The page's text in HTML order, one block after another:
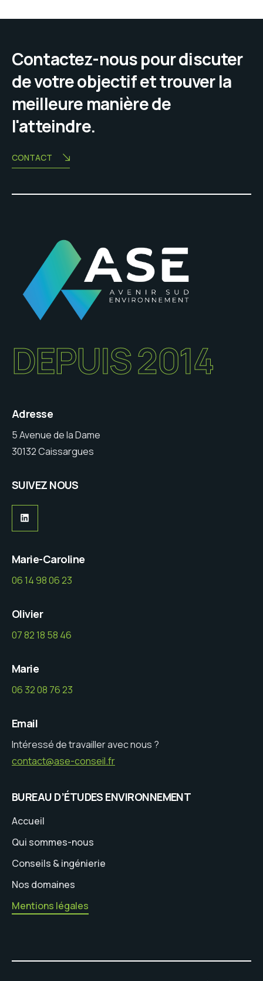
Contactez-nous pour discuter
de votre objectif et trouver la
meilleure manière de
l'atteindre.
CONTACT
DEPUIS 2014
Adresse
5 Avenue de la Dame
30132 Caissargues
SUIVEZ NOUS
LinkedIn
Marie-Caroline
06 14 98 06 23
Olivier
07 82 18 58 46
Marie
06 32 08 76 23
Email
Intéressé de travailler avec nous ?
contact@ase-conseil.fr
BUREAU D’ÉTUDES ENVIRONNEMENT
Accueil
Qui sommes-nous
Conseils & ingénierie
Nos domaines
Mentions légales